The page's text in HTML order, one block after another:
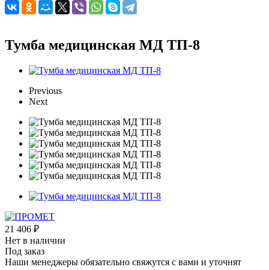
Тумба медицинская МД ТП-8
Previous
Next
21 406 ₽
Нет в наличии
Под заказ
Наши менеджеры обязательно свяжутся с вами и уточнят